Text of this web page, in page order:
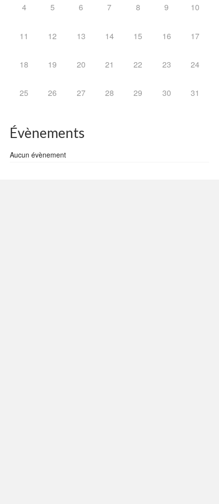
4 5 6 7 8 9 10
11 12 13 14 15 16 17
18 19 20 21 22 23 24
25 26 27 28 29 30 31
Évènements
Aucun évènement